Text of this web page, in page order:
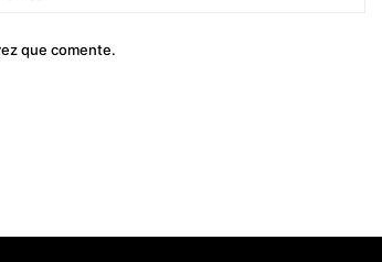
que comente.